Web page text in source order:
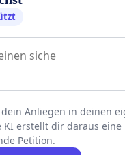
Anliegen in deinen
KI erstellt dir daraus eine
Petition.